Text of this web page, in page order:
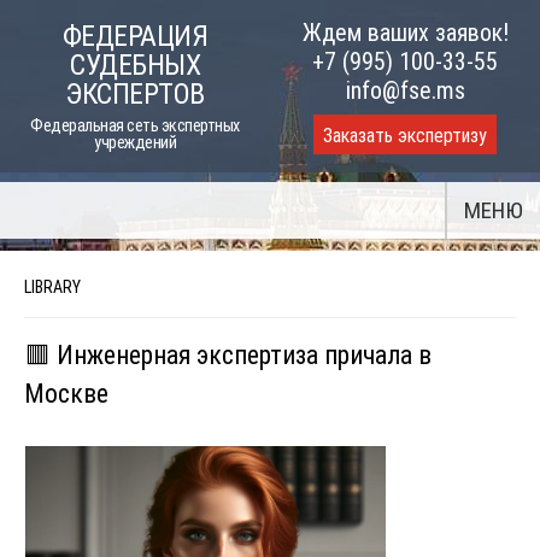
ФЕДЕРАЦИЯ
СУДЕБНЫХ
ЭКСПЕРТОВ
Федеральная сеть экспертных
учреждений
Ждем ваших заявок!
+7 (995) 100-33-55
info@fse.ms
Заказать экспертизу
МЕНЮ
LIBRARY
🟥 Инженерная экспертиза причала в
Москве